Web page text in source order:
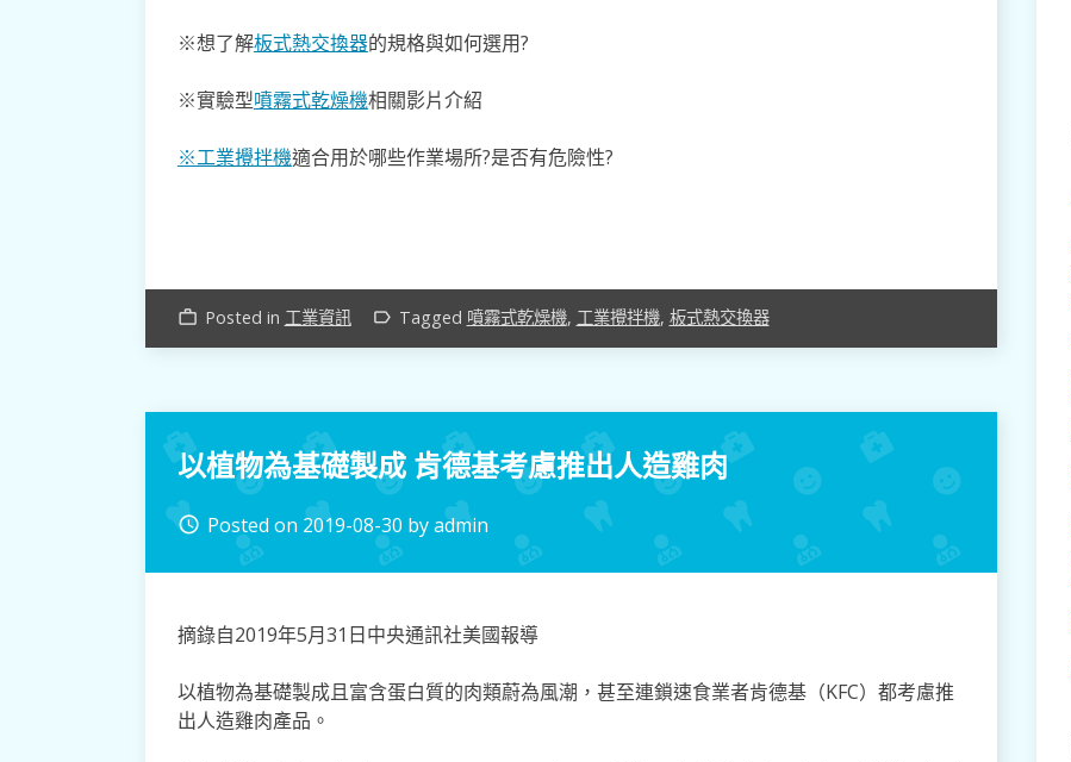
※想了解板式熱交換器的規格與如何選用?
※實驗型噴霧式乾燥機相關影片介紹
※工業攪拌機適合用於哪些作業場所?是否有危險性?
work_outline Posted in 工業資訊 label_outline Tagged 噴霧式乾燥機, 工業攪拌機, 板式熱交換器
以植物為基礎製成 肯德基考慮推出人造雞肉
access_time Posted on 2019-08-30 byadmin
摘錄自2019年5月31日中央通訊社美國報導
以植物為基礎製成且富含蛋白質的肉類蔚為風潮，甚至連鎖速食業者肯德基（KFC）都考慮推
出人造雞肉產品。